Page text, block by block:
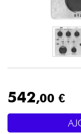
Micros & HF
Eclairage
Batteries &
542,00 €